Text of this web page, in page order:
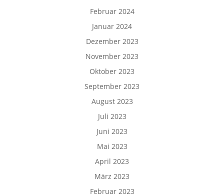
Februar 2024
Januar 2024
Dezember 2023
November 2023
Oktober 2023
September 2023
August 2023
Juli 2023
Juni 2023
Mai 2023
April 2023
März 2023
Februar 2023